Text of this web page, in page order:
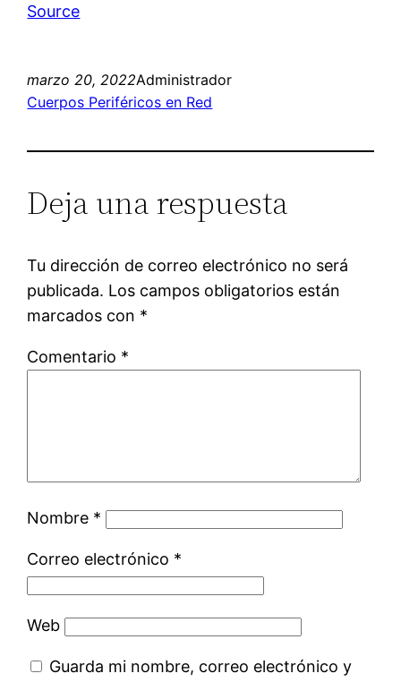
Source
marzo 20, 2022Administrador
Cuerpos Periféricos en Red
Deja una respuesta
Tu dirección de correo electrónico no será
publicada. Los campos obligatorios están
marcados con *
Comentario *
Nombre *
Correo electrónico *
Web
Guarda mi nombre, correo electrónico y